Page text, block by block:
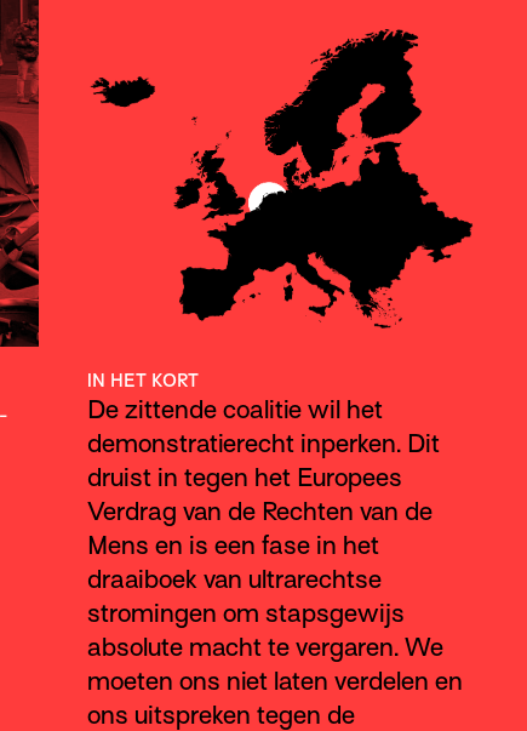
-
IN HET KORT
De zittende coalitie wil het
demonstratierecht inperken. Dit
druist in tegen het Europees
Verdrag van de Rechten van de
Mens en is een fase in het
draaiboek van ultrarechtse
stromingen om stapsgewijs
absolute macht te vergaren. We
moeten ons niet laten verdelen en
ons uitspreken tegen de